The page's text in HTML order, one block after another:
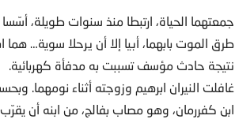
جمعتهما الحياة، ارتبطا منذ سنوات طويلة،
طرق الموت بابهما، أبيا إلا أن يرحلا سوية… هما
نتيجة حادث مؤسف تسببت به مدفأة كهربائية.
غافلت النيران ابرهيم وزوجته أثناء نومهما.
ابن كفررمان، وهو مصاب بفالج، من ابنه أن يقرّب